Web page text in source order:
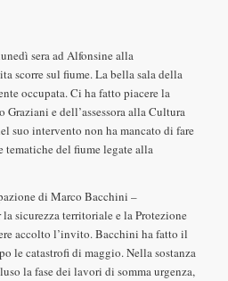
sera ad Alfonsine alla
scorre sul fiume. La bella sala della
occupata. Ci ha fatto piacere la
Graziani e dell’assessora alla Cultura
suo intervento non ha mancato di fare
tematiche del fiume legate alla
di Marco Bacchini –
sicurezza territoriale e la Protezione
accolto l’invito. Bacchini ha fatto il
le catastrofi di maggio. Nella sostanza
la fase dei lavori di somma urgenza,